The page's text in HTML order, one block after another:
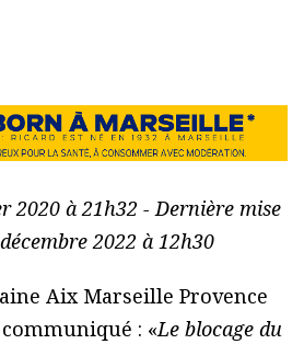
2020 à 21h32 - Dernière mise
2022 à 12h30
Aix Marseille Provence
: «Le blocage du